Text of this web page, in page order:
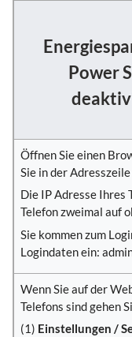
Power
Öffnen Sie einen
Sie in der
Die IP Adresse Ihres
Telefon zweimal auf
Sie kommen zum
Logindaten ein:
Wenn Sie auf der
Telefons sind gehen
(1) Einstellungen /